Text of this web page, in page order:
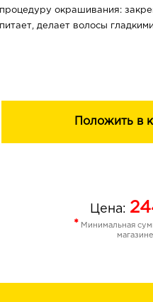
процедуру окрашивания:
питает, делает волосы
Положить в
Цена:
* Минимальная